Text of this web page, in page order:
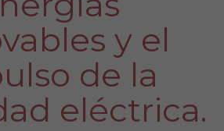
y el
de la
eléctrica.